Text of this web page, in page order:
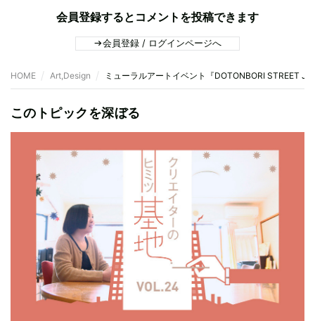
会員登録するとコメントを投稿できます
会員登録 / ログインページへ
HOME Art,Design ミューラルアートイベント『DOTONBORI STREET
このトピックを深ぼる